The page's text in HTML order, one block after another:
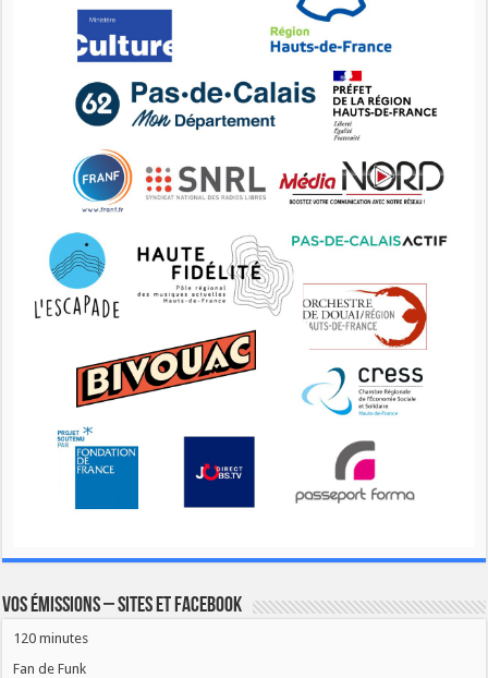
Vos émissions – Sites et Facebook
120 minutes
Fan de Funk